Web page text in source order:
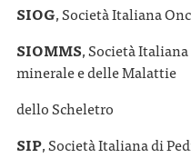
SIOG, Società Italiana
SIOMMS, Società
minerale e delle Malattie
dello Scheletro
SIP, Società Italiana di